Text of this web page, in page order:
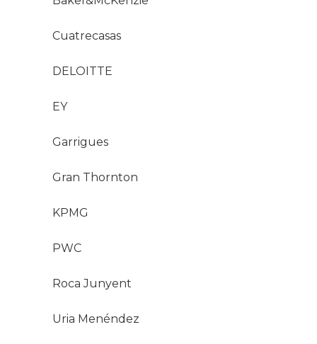
Cuatrecasas
DELOITTE
EY
Garrigues
Gran Thornton
KPMG
PWC
Roca Junyent
Uria Menéndez